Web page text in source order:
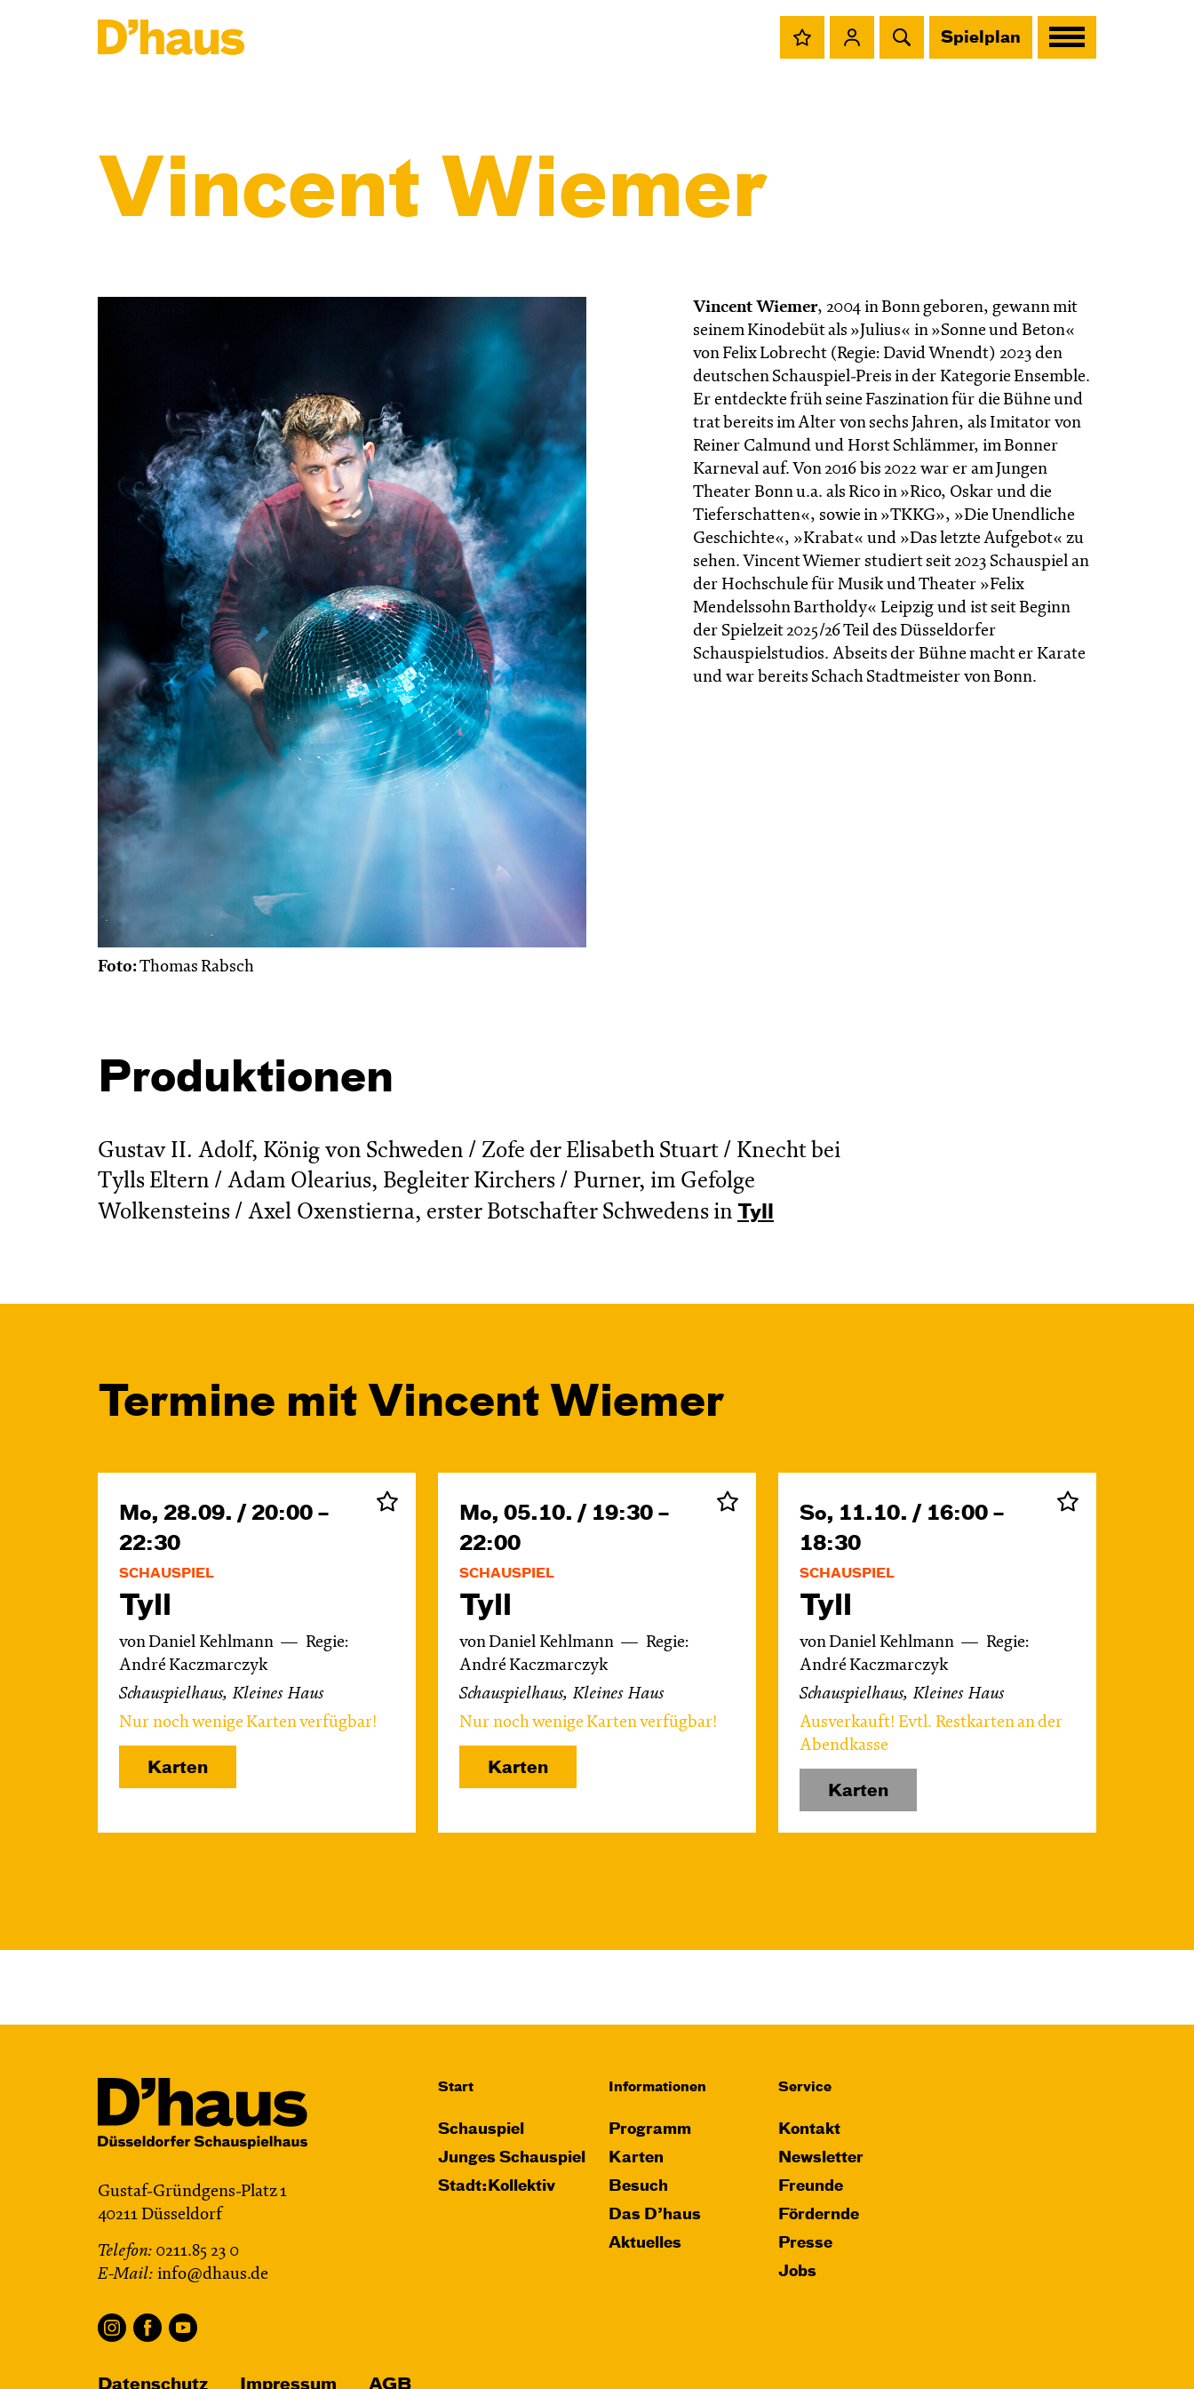
Spielplan
Vincent Wiemer
Foto:Thomas Rabsch
Vincent Wiemer, 2004 in Bonn geboren, gewann mit
seinem Kinodebüt als »Julius« in »Sonne und Beton«
von Felix Lobrecht (Regie: David Wnendt) 2023 den
deutschen Schauspiel-Preis in der Kategorie Ensemble.
Er entdeckte früh seine Faszination für die Bühne und
trat bereits im Alter von sechs Jahren, als Imitator von
Reiner Calmund und Horst Schlämmer, im Bonner
Karneval auf. Von 2016 bis 2022 war er am Jungen
Theater Bonn u.a. als Rico in »Rico, Oskar und die
Tieferschatten«, sowie in »TKKG», »Die Unendliche
Geschichte«, »Krabat« und »Das letzte Aufgebot« zu
sehen. Vincent Wiemer studiert seit 2023 Schauspiel an
der Hochschule für Musik und Theater »Felix
Mendelssohn Bartholdy« Leipzig und ist seit Beginn
der Spielzeit 2025/26 Teil des Düsseldorfer
Schauspielstudios. Abseits der Bühne macht er Karate
und war bereits Schach Stadtmeister von Bonn.
Produktionen
Gustav II. Adolf, König von Schweden / Zofe der Elisabeth Stuart / Knecht bei
Tylls Eltern / Adam Olearius, Begleiter Kirchers / Purner, im Gefolge
Wolkensteins / Axel Oxenstierna, erster Botschafter Schwedens in
Tyll
Termine mit Vincent Wiemer
Mo, 28.09. / 20:00 –
22:30
SCHAUSPIEL
Tyll
von Daniel Kehlmann
Regie:
André Kaczmarczyk
Schauspielhaus, Kleines Haus
Nur noch wenige Karten verfügbar!
Karten
Mo, 05.10. / 19:30 –
22:00
SCHAUSPIEL
Tyll
von Daniel Kehlmann
Regie:
André Kaczmarczyk
Schauspielhaus, Kleines Haus
Nur noch wenige Karten verfügbar!
Karten
So, 11.10. / 16:00 –
18:30
SCHAUSPIEL
Tyll
von Daniel Kehlmann
Regie:
André Kaczmarczyk
Schauspielhaus, Kleines Haus
Ausverkauft! Evtl. Restkarten an der
Abendkasse
Karten
Gustaf-Gründgens-Platz 1
40211 Düsseldorf
Telefon: 0211.85 23 0
E-Mail: info@dhaus.de
Start
Schauspiel
Junges Schauspiel
Stadt:Kollektiv
Informationen
Programm
Karten
Besuch
Das D’haus
Aktuelles
Service
Kontakt
Newsletter
Freunde
Fördernde
Presse
Jobs
Datenschutz Impressum AGB